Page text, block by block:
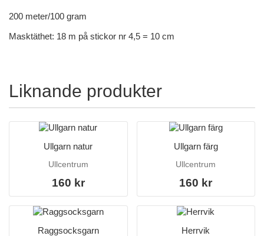
200 meter/100 gram
Masktäthet: 18 m på stickor nr 4,5 = 10 cm
Liknande produkter
Ullgarn natur
Ullcentrum
160 kr
Ullgarn färg
Ullcentrum
160 kr
Raggsocksgarn Herrvik